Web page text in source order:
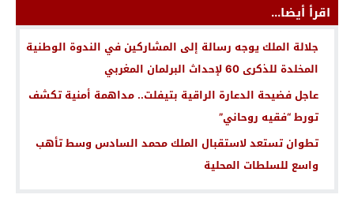
اقرأ أيضا...
جلالة الملك يوجه رسالة إلى المشاركين في الندوة الوطنية
المخلدة للذكرى 60 لإحداث البرلمان المغربي
عاجل فضيحة الدعارة الراقية بتيفلت.. مداهمة أمنية تكشف
تورط “فقيه روحاني”
تطوان تستعد لاستقبال الملك محمد السادس وسط تأهب
واسع للسلطات المحلية